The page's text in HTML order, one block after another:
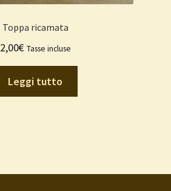
Toppa ricamata
2,00€ Tasse incluse
Leggi tutto